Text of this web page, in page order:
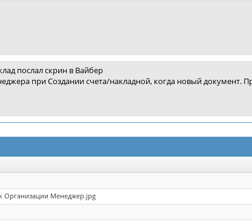
послал скрин в Вайбер
при Создании счета/накладной, когда новый документ.
Организации Менеджер.jpg